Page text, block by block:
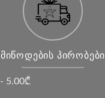
ᲛᲘᲬᲝᲓᲔᲑᲘᲡ ᲞᲘᲠᲝᲑᲔᲑᲘ
- 5.00₾